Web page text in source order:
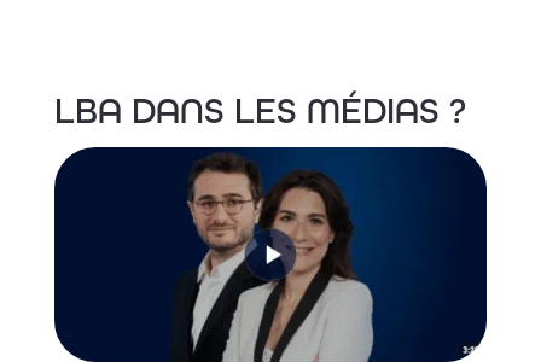
LBA DANS LES MÉDIAS ?